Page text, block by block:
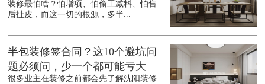
装修最怕啥？怕增项、怕偷工减料、怕售
后扯皮，而这一切的根源，多半...
半包装修签合同？这10个避坑问
题必须问，少一个都可能亏大
很多业主在装修之前都会先了解沈阳装修